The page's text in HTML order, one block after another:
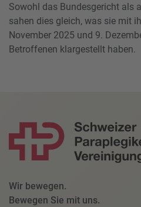
Sowohl das Bundesgericht als
sahen dies gleich, was sie mit
November 2025 und 9.
Betroffenen klargestellt haben.
Wir bewegen.
Bewegen Sie mit uns.